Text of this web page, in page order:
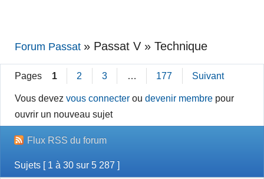
Forum Passat » Passat V » Technique
Pages 1 2 3 … 177 Suivant
Vous devezvous connecter oudevenir membre pour
ouvrir un nouveau sujet
Flux RSS du forum
Sujets [ 1 à 30 sur 5 287 ]